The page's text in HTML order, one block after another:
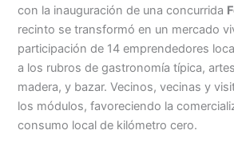
con la inauguración de una concurrida
recinto se transformó en un mercado
participación de 14 emprendedores
a los rubros de gastronomía típica,
madera, y bazar. Vecinos, vecinas y
los módulos, favoreciendo la
consumo local de kilómetro cero.